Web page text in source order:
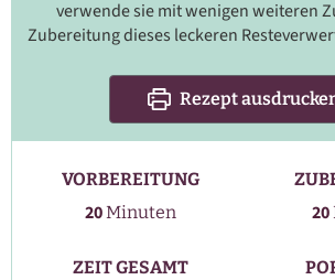
verwende sie mit wenigen weiteren
Zubereitung dieses leckeren
Rezept
VORBEREITUNG
20Minuten
Minuten 20
ZEIT GESAMT